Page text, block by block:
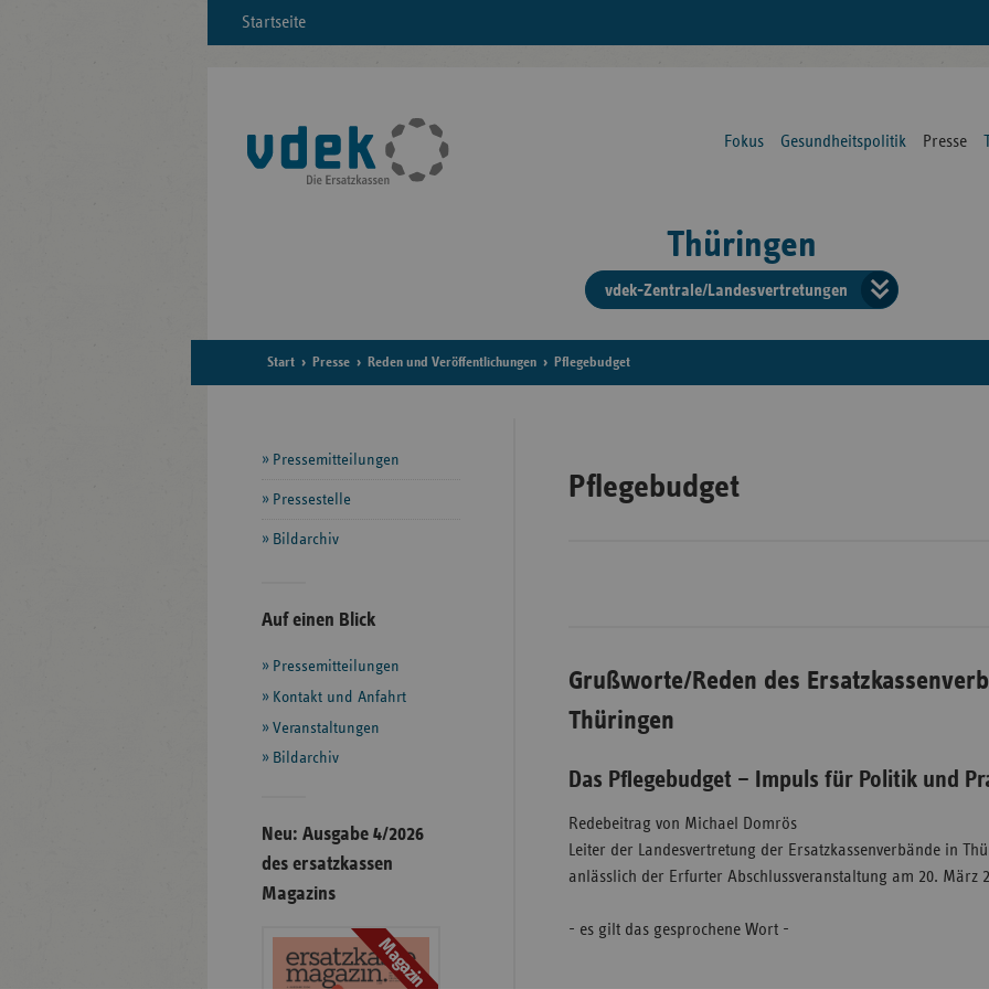
Startseite
Fokus Gesundheitspolitik Presse
Thüringen
vdek-Zentrale/Landesvertretungen
der
Start Presse Reden und Veröffentlichungen Pflegebudget
Pflegebudget
Grußworte/Reden des
Thüringen
Das Pflegebudget – Impuls für Politik und
Redebeitrag von Michael Domrös
Leiter der Landesvertretung der Ersatzkassenverbände in
anlässlich der Erfurter Abschlussveranstaltung am 20. März
- es gilt das gesprochene Wort -
Seitennavigation
Pressemitteilungen
Pressestelle
Bildarchiv
Seitenleiste
weiteren
Informationen
Auf einen Blick
Pressemitteilungen
Kontakt und Anfahrt
Veranstaltungen
Bildarchiv
Neu: Ausgabe 4/2026
des ersatzkassen
Magazins
Magazin